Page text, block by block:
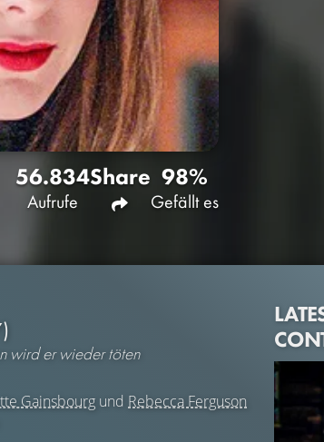
56.834
Aufrufe
Share 98%
Gefällt es
wird er wieder töten
Gainsbourg und Rebecca Ferguson